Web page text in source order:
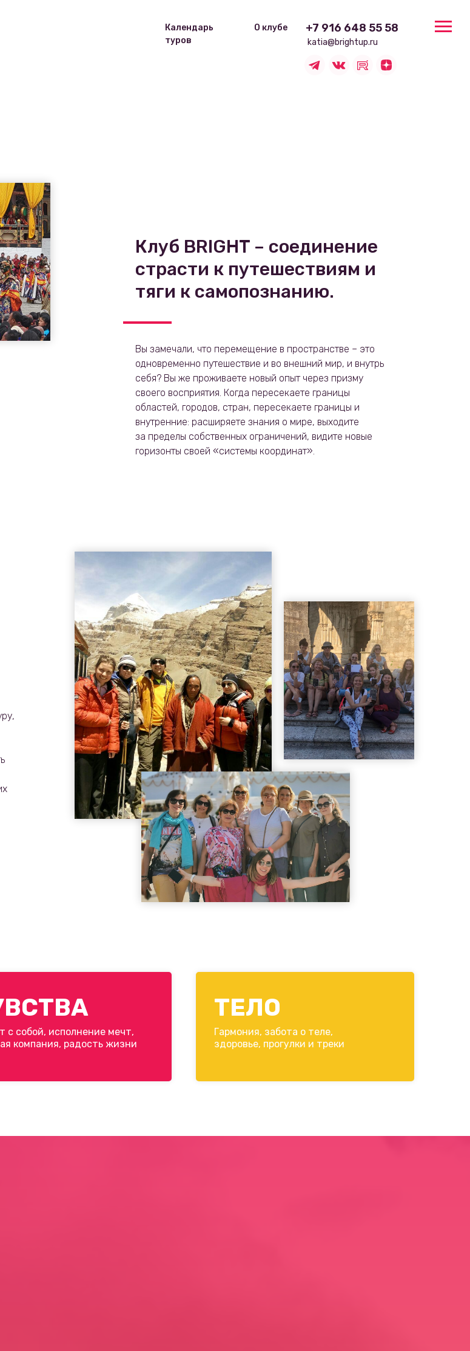
katia@brightup.ru
+7 916 648 55 58
Календарь
туров
О клубе
Клуб BRIGHT – соединение
страсти к путешествиям и
тяги к самопознанию.
Вы замечали, что перемещение в пространстве – это
одно­временно путешествие и во внешний мир, и внутрь
себя? Вы же проживаете новый опыт через призму
своего восприятия. Когда пересекаете границы
областей, городов, стран, пересе­каете границы и
внутренние: расширяете знания о мире, выходите
за пределы собственных ограничений, видите новые
горизонты своей «системы координат».
ТЕЛО
с собой, исполнение мечт,
компания, радость жизни
Гармония, забота о теле,
здоровье, прогулки и треки